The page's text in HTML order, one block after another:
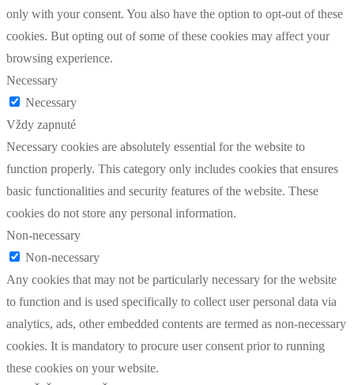
only with your consent. You also have the option to opt-out of these
cookies. But opting out of some of these cookies may affect your
browsing experience.
Necessary
Necessary
Vždy zapnuté
Necessary cookies are absolutely essential for the website to
function properly. This category only includes cookies that ensures
basic functionalities and security features of the website. These
cookies do not store any personal information.
Non-necessary
Non-necessary
Any cookies that may not be particularly necessary for the website
to function and is used specifically to collect user personal data via
analytics, ads, other embedded contents are termed as non-necessary
cookies. It is mandatory to procure user consent prior to running
these cookies on your website.